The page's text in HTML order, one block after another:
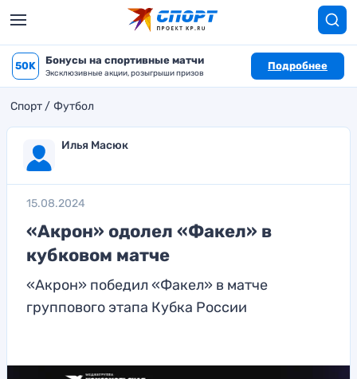
50K Бонусы на спортивные матчи
Эксклюзивные акции, розыгрыши призов
Подробнее
Спорт Футбол
Илья Масюк
15.08.2024
«Акрон» одолел «Факел» в
кубковом матче
«Акрон» победил «Факел» в матче
группового этапа Кубка России